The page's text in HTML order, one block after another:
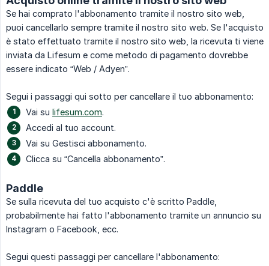
Se hai comprato l'abbonamento tramite il nostro sito web,
puoi cancellarlo sempre tramite il nostro sito web. Se l'acquisto
è stato effettuato tramite il nostro sito web, la ricevuta ti viene
inviata da Lifesum e come metodo di pagamento dovrebbe
essere indicato “Web / Adyen”.
Segui i passaggi qui sotto per cancellare il tuo abbonamento:
Vai su lifesum.com.
Accedi al tuo account.
Vai su Gestisci abbonamento.
Clicca su “Cancella abbonamento”.
Paddle
Se sulla ricevuta del tuo acquisto c'è scritto Paddle,
probabilmente hai fatto l'abbonamento tramite un annuncio su
Instagram o Facebook, ecc.
Segui questi passaggi per cancellare l'abbonamento: